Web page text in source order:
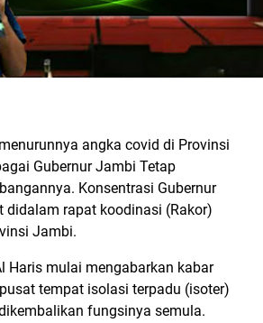
angka covid di Provinsi
Gubernur Jambi Tetap
Konsentrasi Gubernur
rapat koodinasi (Rakor)
Jambi.
Haris mulai mengabarkan kabar
tempat isolasi terpadu (isoter)
fungsinya semula.